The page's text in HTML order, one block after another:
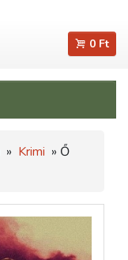
0 Ft
» Krimi » Ő